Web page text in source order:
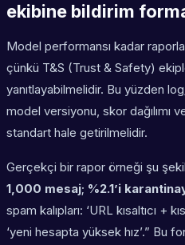
ekibine bildirim
Model performansı kadar
çünkü T&S (Trust & Safety)
yanıtlayabilmelidir. Bu yüzden
model versiyonu, skor dağılımı
standart hale getirilmelidir.
Gerçekçi bir rapor örneği şu
1,000 mesaj; %2.1’i
spam kalıpları: ‘URL kısaltıcı +
‘yeni hesapta yüksek hız’.” Bu